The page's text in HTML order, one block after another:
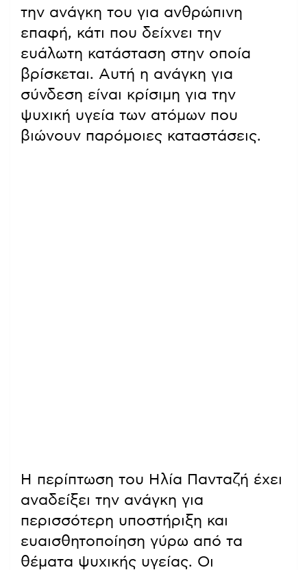
την ανάγκη του για ανθρώπινη
επαφή, κάτι που δείχνει την
ευάλωτη κατάσταση στην οποία
βρίσκεται. Αυτή η ανάγκη για
σύνδεση είναι κρίσιμη για την
ψυχική υγεία των ατόμων που
βιώνουν παρόμοιες καταστάσεις.
Η περίπτωση του Ηλία Πανταζή έχει
αναδείξει την ανάγκη για
περισσότερη υποστήριξη και
ευαισθητοποίηση γύρω από τα
θέματα ψυχικής υγείας. Οι